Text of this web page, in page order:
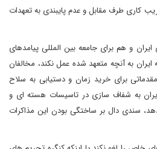
کاری طرف مقابل و عدم پایبندی به تعهدات
و هم برای جامعه بین المللی پیامدهای
به آنچه متعهد شده عمل نکند، مخالفان
برای خرید زمان و دستیابی به سلاح
به شفاف سازی در تاسیسات هسته ای و
سندی دال بر ساختگی بودن این مذاکرات